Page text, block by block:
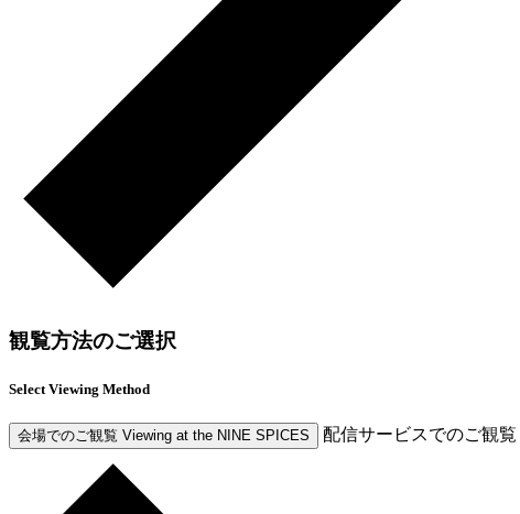
観覧方法のご選択
Select Viewing Method
会場でのご観覧 Viewing at the NINE SPICES 配信サービスでのご観覧